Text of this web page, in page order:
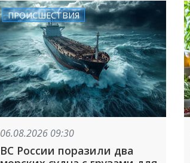
ПРОИСШЕСТВИЯ
06.08.2026 09:30
ВС России поразили два